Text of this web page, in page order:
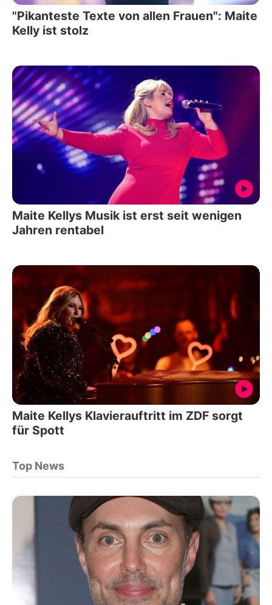
"Pikanteste Texte von allen Frauen": Maite
Kelly ist stolz
Maite Kellys Musik ist erst seit wenigen
Jahren rentabel
Maite Kellys Klavierauftritt im ZDF sorgt
für Spott
Top News